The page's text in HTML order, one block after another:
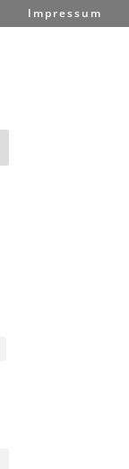
Impressum